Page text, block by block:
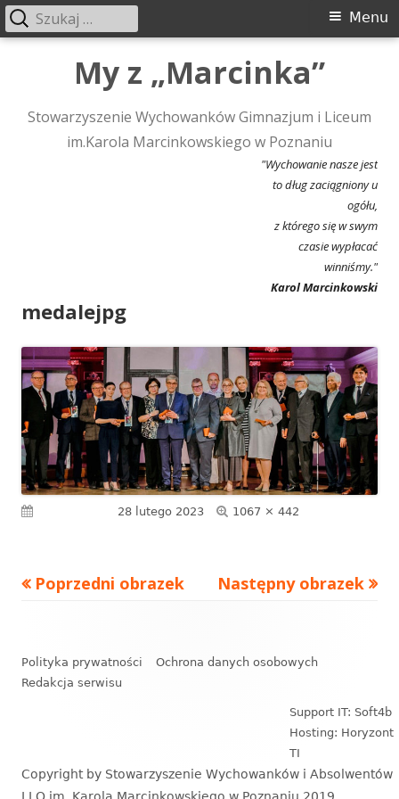
My z „Marcinka”
Stowarzyszenie Wychowanków Gimnazjum i Liceum
im.Karola Marcinkowskiego w Poznaniu
"Wychowanie nasze jest
to dług zaciągniony u
ogółu,
z którego się w swym
czasie wypłacać
winniśmy."
Karol Marcinkowski
Menu
główne
Menu
Szukaj:
medalejpg
28 lutego 2023
Pełny
1067 × 442
Poprzedni obrazek Następny obrazek
stopki
Polityka prywatności
Ochrona danych osobowych
Redakcja serwisu
Support IT: Soft4b
Hosting: Horyzont
TI
Copyright by Stowarzyszenie Wychowanków i Absolwentów
I LO im. Karola Marcinkowskiego w Poznaniu 2019